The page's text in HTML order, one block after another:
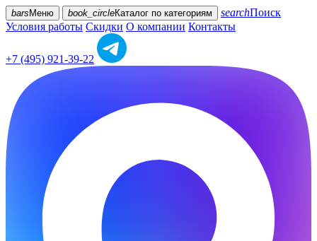
bars Меню book_circleКаталог по категориям searchПоиск
Условия работы Скидки О компании Контакты
+7 (495) 921-39-22